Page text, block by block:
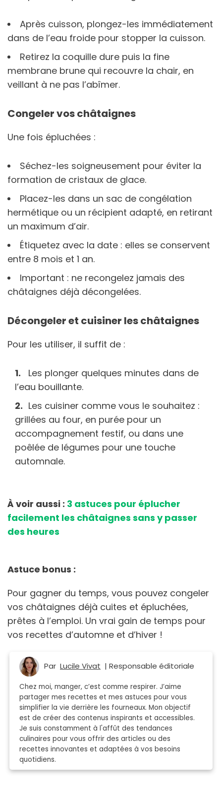
Après cuisson, plongez-les immédiatement
dans de l’eau froide pour stopper la cuisson.
Retirez la coquille dure puis la fine
membrane brune qui recouvre la chair, en
veillant à ne pas l’abîmer.
Congeler vos châtaignes
Une fois épluchées :
Séchez-les soigneusement pour éviter la
formation de cristaux de glace.
Placez-les dans un sac de congélation
hermétique ou un récipient adapté, en retirant
un maximum d’air.
Étiquetez avec la date : elles se conservent
entre 8 mois et 1 an.
Important : ne recongelez jamais des
châtaignes déjà décongelées.
Décongeler et cuisiner les châtaignes
Pour les utiliser, il suffit de :
Les plonger quelques minutes dans de
l’eau bouillante.
Les cuisiner comme vous le souhaitez :
grillées au four, en purée pour un
accompagnement festif, ou dans une
poêlée de légumes pour une touche
automnale.
À voir aussi : 3 astuces pour éplucher
facilement les châtaignes sans y passer
des heures
Astuce bonus :
Pour gagner du temps, vous pouvez congeler
vos châtaignes déjà cuites et épluchées,
prêtes à l’emploi. Un vrai gain de temps pour
vos recettes d’automne et d’hiver !
Par Lucile Vivat | Responsable éditoriale
Chez moi, manger, c’est comme respirer. J’aime
partager mes recettes et mes astuces pour vous
simplifier la vie derrière les fourneaux. Mon objectif
est de créer des contenus inspirants et accessibles.
Je suis constamment à l'affût des tendances
culinaires pour vous offrir des articles ou des
recettes innovantes et adaptées à vos besoins
quotidiens.